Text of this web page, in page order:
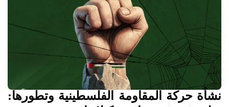
نشأة حركة المقاومة الفلسطينية وتطورها: